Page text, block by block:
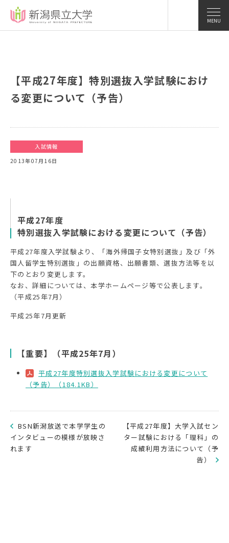
MENU
【平成27年度】特別選抜入学試験におけ
る変更について（予告）
入試情報
2013年07月16日
平成27年度
特別選抜入学試験における変更について（予告）
平成27年度入学試験より、「海外帰国子女特別選抜」及び「外
国人留学生特別選抜」の出願資格、出願書類、選抜方法等を以
下のとおり変更します。
なお、詳細については、本学ホームページ等で公表します。
（平成25年7月）
平成25年7月更新
【重要】（平成25年7月）
平成27年度特別選抜入学試験における変更について
（予告）（184.1KB）
BSN新潟放送で本学学生の
インタビューの模様が放映さ
れます
【平成27年度】大学入試セン
ター試験における「理科」の
成績利用方法について（予
告）